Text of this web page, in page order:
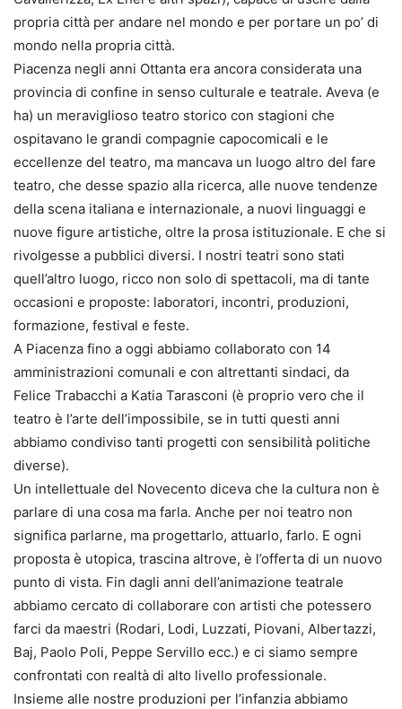
propria città per andare nel mondo e per portare un po’ di
mondo nella propria città.
Piacenza negli anni Ottanta era ancora considerata una
provincia di confine in senso culturale e teatrale. Aveva (e
ha) un meraviglioso teatro storico con stagioni che
ospitavano le grandi compagnie capocomicali e le
eccellenze del teatro, ma mancava un luogo altro del fare
teatro, che desse spazio alla ricerca, alle nuove tendenze
della scena italiana e internazionale, a nuovi linguaggi e
nuove figure artistiche, oltre la prosa istituzionale. E che si
rivolgesse a pubblici diversi. I nostri teatri sono stati
quell’altro luogo, ricco non solo di spettacoli, ma di tante
occasioni e proposte: laboratori, incontri, produzioni,
formazione, festival e feste.
A Piacenza fino a oggi abbiamo collaborato con 14
amministrazioni comunali e con altrettanti sindaci, da
Felice Trabacchi a Katia Tarasconi (è proprio vero che il
teatro è l’arte dell’impossibile, se in tutti questi anni
abbiamo condiviso tanti progetti con sensibilità politiche
diverse).
Un intellettuale del Novecento diceva che la cultura non è
parlare di una cosa ma farla. Anche per noi teatro non
significa parlarne, ma progettarlo, attuarlo, farlo. E ogni
proposta è utopica, trascina altrove, è l’offerta di un nuovo
punto di vista. Fin dagli anni dell’animazione teatrale
abbiamo cercato di collaborare con artisti che potessero
farci da maestri (Rodari, Lodi, Luzzati, Piovani, Albertazzi,
Baj, Paolo Poli, Peppe Servillo ecc.) e ci siamo sempre
confrontati con realtà di alto livello professionale.
Insieme alle nostre produzioni per l’infanzia abbiamo